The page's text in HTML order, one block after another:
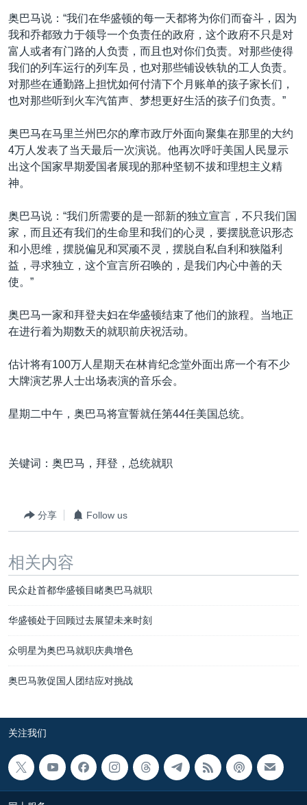
奥巴马说：“我们在华盛顿的每一天都将为你们而奋斗，因为
我和乔都致力于领导一个负责任的政府，这个政府不只是对
富人或者有门路的人负责，而且也对你们负责。对那些使得
我们的列车运行的列车员，也对那些铺设铁轨的工人负责。
对那些在通勤路上担忧如何付清下个月账单的孩子家长们，
也对那些听到火车汽笛声、梦想更好生活的孩子们负责。”
奥巴马在马里兰州巴尔的摩市政厅外面向聚集在那里的大约
4万人发表了当天最后一次演说。他再次呼吁美国人民显示
出这个国家早期爱国者展现的那种坚韧不拔和理想主义精
神。
奥巴马说：“我们所需要的是一部新的独立宣言，不只我们国
家，而且还有我们的生命里和我们的心灵，要摆脱意识形态
和小思维，摆脱偏见和冥顽不灵，摆脱自私自利和狭隘利
益，寻求独立，这个宣言所召唤的，是我们内心中善的天
使。”
奥巴马一家和拜登夫妇在华盛顿结束了他们的旅程。当地正
在进行着为期数天的就职前庆祝活动。
估计将有100万人星期天在林肯纪念堂外面出席一个有不少
大牌演艺界人士出场表演的音乐会。
星期二中午，奥巴马将宣誓就任第44任美国总统。
关键词：奥巴马，拜登，总统就职
分享 Follow us
相关内容
民众赴首都华盛顿目睹奥巴马就职
华盛顿处于回顾过去展望未来时刻
众明星为奥巴马就职庆典增色
奥巴马敦促国人团结应对挑战
关注我们